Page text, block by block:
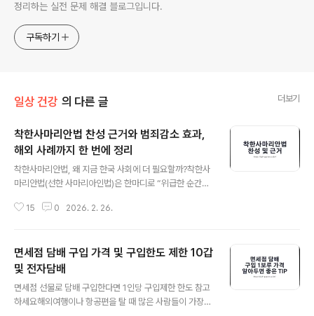
정리하는 실전 문제 해결 블로그입니다.
구독하기
일상 건강 의 다른 글 더보기
착한사마리안법 찬성 근거와 범죄감소 효과,
해외 사례까지 한 번에 정리
착한사마리안법, 왜 지금 한국 사회에 더 필요할까?착한사
마리안법(선한 사마리아인법)은 한마디로 “위급한 순간에
제도를 통칭합니다. 나라별로 형태는 다릅니다. 어떤 곳은
함합니다. 공통점은 하나예요. 생명이 눈앞에서 흔들릴 때
만큼은 “모른 척”이 사회의 기본값이 되면 안 된다는 겁니
다.한국도 “도우려다 괜히 책임만 뒤집어쓰는 거 아니
야?”라는 불안을 줄이기 위해 선의의 응급처치를 일정 범
위에서 보호하는 조항을 이미 두고 있습니다. 다만 많은 사
15 0 2026. 2. 26.
면세점 담배 구입 가격 및 구입한도 제한 10갑
및 전자담배
면세점 선물로 담배 구입한다면 1인당 구입제한 한도 참고
하세요해외여행이나 항공편을 탈 때 많은 사람들이 가장